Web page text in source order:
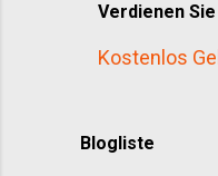
Verdienen
Kostenlos
Blogliste